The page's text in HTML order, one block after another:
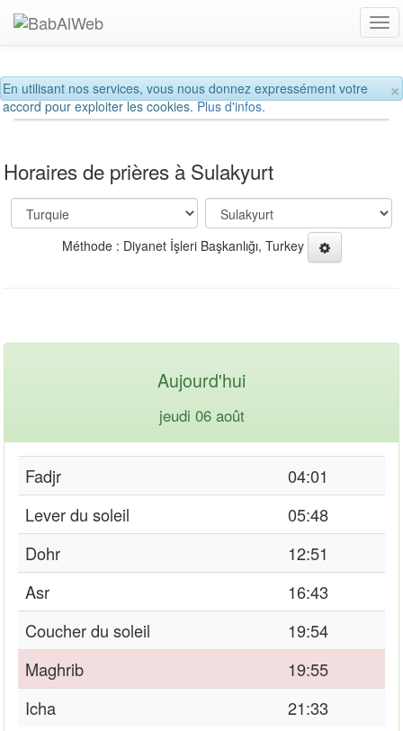
×
En utilisant nos services, vous nous donnez expressément votre
accord pour exploiter les cookies.Plus d'infos.
Horaires de prières à Sulakyurt
Méthode : Diyanet İşleri Başkanlığı, Turkey
Aujourd'hui
jeudi 06 août
Fadjr
04:01
Lever du soleil
05:48
Dohr
12:51
Asr
16:43
Coucher du soleil
19:54
Maghrib
19:55
Icha
21:33